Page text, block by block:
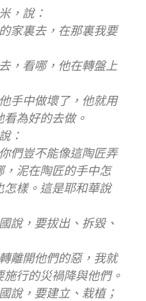
，說：
家裏去，在那裏我要
，看哪，他在轉盤上
手中做壞了，他就用
為好的去做。
：
們豈不能像這陶匠弄
，泥在陶匠的手中怎
樣。這是耶和華說
說，要拔出、拆毀、
離開他們的惡，我就
行的災禍降與他們。
說，要建立、栽植；